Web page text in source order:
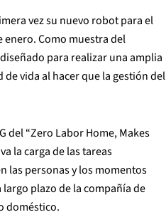
vez su nuevo robot para el
enero. Como muestra del
para realizar una amplia
vida al hacer que la gestión del
del “Zero Labor Home, Makes
la carga de las tareas
las personas y los momentos
plazo de la compañía de
doméstico.